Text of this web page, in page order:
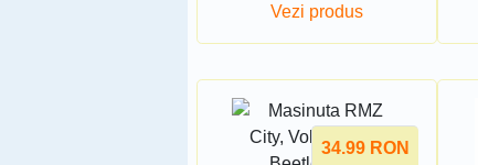
Vezi produs
34.99 RON